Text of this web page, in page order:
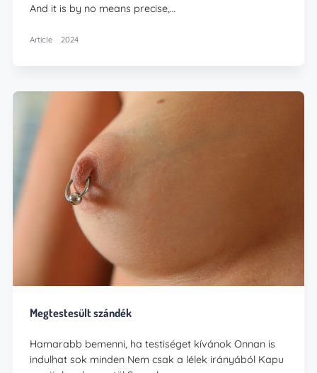
And it is by no means precise,…
Article 2024
Megtestesült szándék
Hamarabb bemenni, ha testiséget kívánok Onnan is
indulhat sok minden Nem csak a lélek irányából Kapu